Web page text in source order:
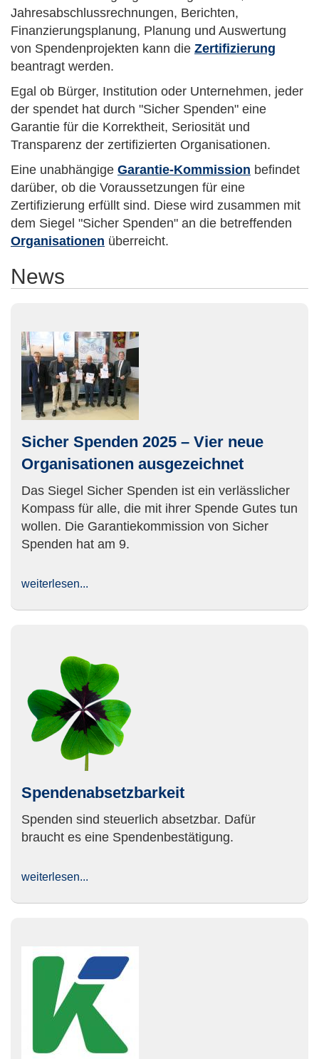
Jahresabschlussrechnungen, Berichten,
Finanzierungsplanung, Planung und Auswertung
von Spendenprojekten kann die Zertifizierung
beantragt werden.
Egal ob Bürger, Institution oder Unternehmen, jeder
der spendet hat durch "Sicher Spenden" eine
Garantie für die Korrektheit, Seriosität und
Transparenz der zertifizierten Organisationen.
Eine unabhängige Garantie-Kommission befindet
darüber, ob die Voraussetzungen für eine
Zertifizierung erfüllt sind. Diese wird zusammen mit
dem Siegel "Sicher Spenden" an die betreffenden
Organisationen überreicht.
News
Sicher Spenden 2025 – Vier neue
Organisationen ausgezeichnet
Das Siegel Sicher Spenden ist ein verlässlicher
Kompass für alle, die mit ihrer Spende Gutes tun
wollen. Die Garantiekommission von Sicher
Spenden hat am 9.
weiterlesen...
Spendenabsetzbarkeit
Spenden sind steuerlich absetzbar. Dafür
braucht es eine Spendenbestätigung.
weiterlesen...